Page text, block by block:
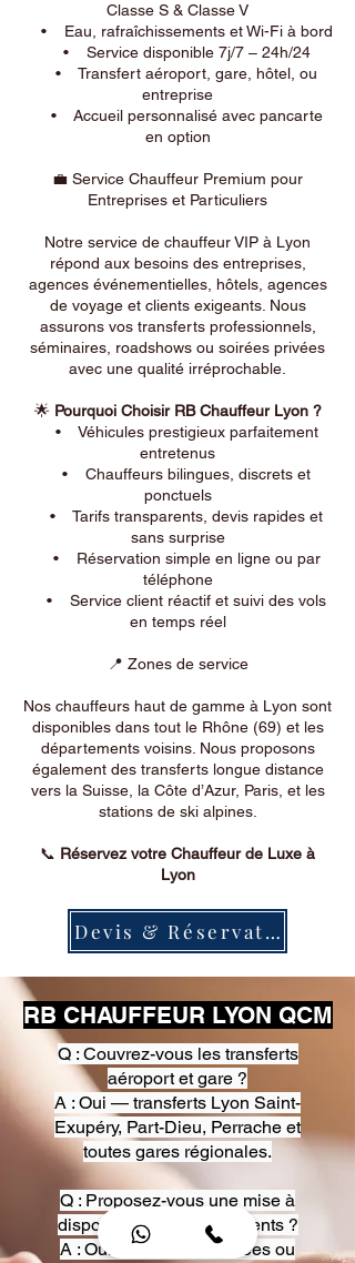
Classe S & Classe V
• Eau, rafraîchissements et Wi-Fi à bord
• Service disponible 7j/7 – 24h/24
• Transfert aéroport, gare, hôtel, ou
entreprise
• Accueil personnalisé avec pancarte
en option
💼 Service Chauffeur Premium pour
Entreprises et Particuliers
Notre service de chauffeur VIP à Lyon
répond aux besoins des entreprises,
agences événementielles, hôtels, agences
de voyage et clients exigeants. Nous
assurons vos transferts professionnels,
séminaires, roadshows ou soirées privées
avec une qualité irréprochable.
🌟 Pourquoi Choisir RB Chauffeur Lyon ?
• Véhicules prestigieux parfaitement
entretenus
• Chauffeurs bilingues, discrets et
ponctuels
• Tarifs transparents, devis rapides et
sans surprise
• Réservation simple en ligne ou par
téléphone
• Service client réactif et suivi des vols
en temps réel
📍 Zones de service
Nos chauffeurs haut de gamme à Lyon sont
disponibles dans tout le Rhône (69) et les
départements voisins. Nous proposons
également des transferts longue distance
vers la Suisse, la Côte d’Azur, Paris, et les
stations de ski alpines.
📞 Réservez votre Chauffeur de Luxe à
Lyon
Devis & Réservation
RB CHAUFFEUR LYON QCM
Q : Couvrez-vous les transferts
aéroport et gare ?
A : Oui — transferts Lyon Saint-
Exupéry, Part-Dieu, Perrache et
toutes gares régionales.
Q : Proposez-vous une mise à
disposition pour événements ?
A : Oui — heures, journées ou